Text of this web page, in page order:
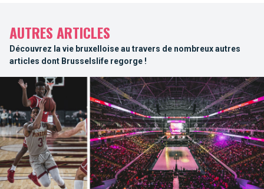
AUTRES ARTICLES
Découvrez la vie bruxelloise au travers de nombreux autres
articles dont Brusselslife regorge !